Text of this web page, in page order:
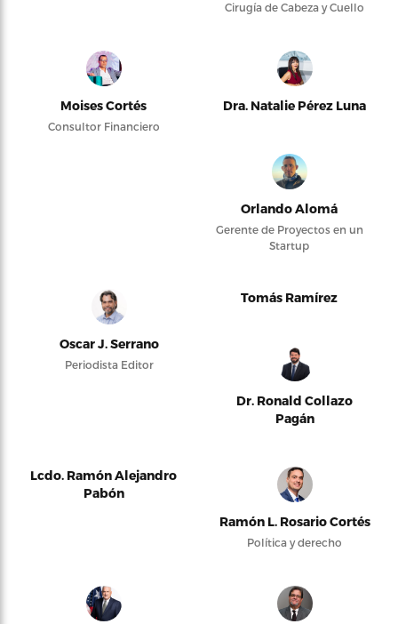
Cirugía de Cabeza y Cuello
Moises Cortés
Consultor Financiero
Dra. Natalie Pérez Luna
Orlando Alomá
Gerente de Proyectos en un
Startup
Oscar J. Serrano
Periodista Editor
Tomás Ramírez
Dr. Ronald Collazo
Pagán
Lcdo. Ramón Alejandro
Pabón
Ramón L. Rosario Cortés
Política y derecho